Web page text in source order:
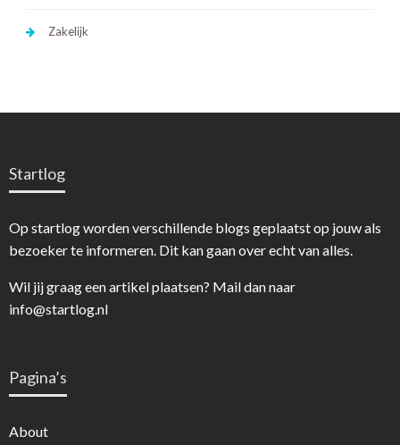
Zakelijk
Startlog
Op startlog worden verschillende blogs geplaatst op jouw als
bezoeker te informeren. Dit kan gaan over echt van alles.
Wil jij graag een artikel plaatsen? Mail dan naar
info@startlog.nl
Pagina’s
About